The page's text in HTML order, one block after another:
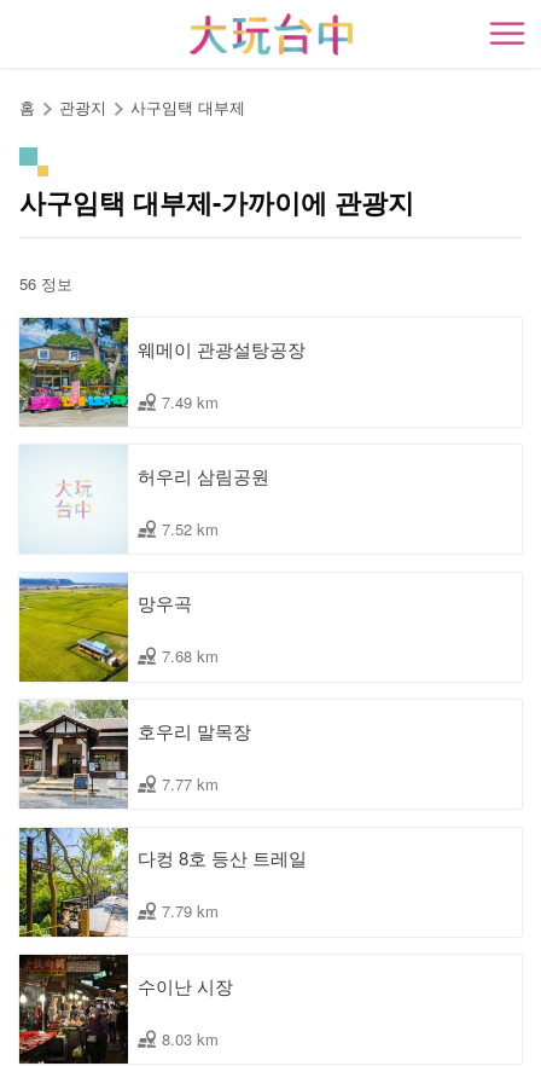
開
홈 관광지 사구임택 대부제
사구임택 대부제-가까이에 관광지
56 정보
웨메이 관광설탕공장
7.49 km
허우리 삼림공원
7.52 km
망우곡
7.68 km
호우리 말목장
7.77 km
다컹 8호 등산 트레일
7.79 km
수이난 시장
8.03 km